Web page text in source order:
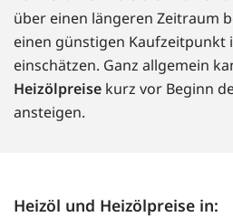
über einen längeren Zeitraum
einen günstigen Kaufzeitpunkt
einschätzen. Ganz allgemein
Heizölpreise kurz vor Beginn
ansteigen.
Heizöl und Heizölpreise in: